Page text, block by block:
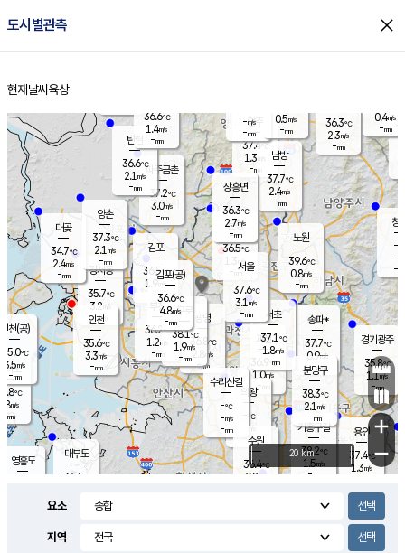
도시별관측 close
홈
현재날씨 육상
의도
℃
m/s
mm
영흥도
양주
37.4℃
1.3
-mm
과천
36.9℃
1.0m/s
- mm
용인
37.4℃
1.3m/s
경기광주
35.8℃
1.1m/s
-mm
대부도
34.6
경서동
35.7℃
3.2 m/s
-mm
파주금촌
37.2℃
3.0m/s
-mm
36.3℃
2.3m/s
-mm
대곶
34.7℃
2.4m/s
-mm
창
-
-m/
-
탄현
36.6℃
2.1 m/s
-mm
0.4m/s
-mm
의왕
- ℃
m/s
mm
김포
36.5℃
1.9 m/s
mm
광명
36.8 ℃
2.8 m/s
-mm
부천
36.2℃
1.2m/s
-mm
양촌
37.3℃
2.1 m/s
-mm
구로
38.1℃
1.9m/s
-mm
은평
36.5℃
1.3 m/s
- mm
노원
39.6℃
0.8m/s
-mm
송파*
37.7℃
0.9m/s
-mm
서초
37.1℃
1.8m/s
-mm
남방
37.7℃
2.4m/s
-mm
기흥구갈
38.2℃
1.5m/s
-
수리산길
-℃
-m/s
-mm
분당구
38.3℃
2.1 m/s
-mm
장흥면
36.3℃
2.7m/s
-mm
-m/s
-mm
인천(공)
35.0℃
3.5m/s
-mm
김포(공)
36.6℃
4.8m/s
-mm
수원
36.4℃
0.8 m/s
인천
35.6℃
3.3m/s
-mm
서울
37.6℃
3.1 m/s
-mm
36.6℃
1.4m/s
-mm
0.5m/s
-mm
+
−
20 km
요소
지역